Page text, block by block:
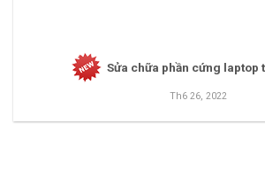
Sửa chữa phần cứng laptop
Th6 26, 2022